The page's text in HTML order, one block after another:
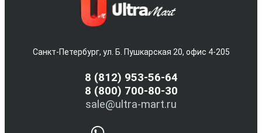
Санкт-Петербург, ул. Б. Пушкарская 20, офис 4-205
8 (812) 953-56-64
8 (800) 700-80-30
sale@ultra-mart.ru